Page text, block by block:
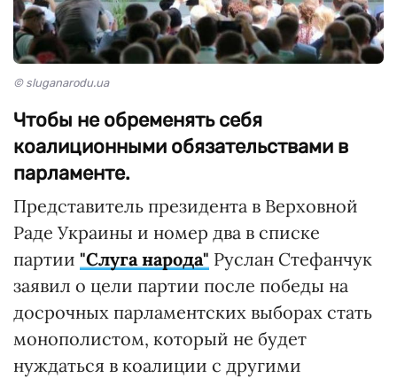
© sluganarodu.ua
Чтобы не обременять себя
коалиционными обязательствами в
парламенте.
Представитель президента в Верховной
Раде Украины и номер два в списке
партии "Слуга народа" Руслан Стефанчук
заявил о цели партии после победы на
досрочных парламентских выборах стать
монополистом, который не будет
нуждаться в коалиции с другими